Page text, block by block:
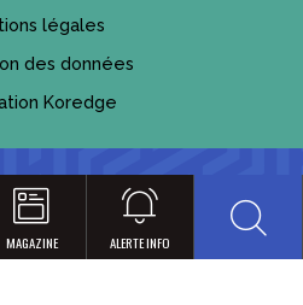
MAGAZINE ALERTE INFO
légales
des données
Koredge